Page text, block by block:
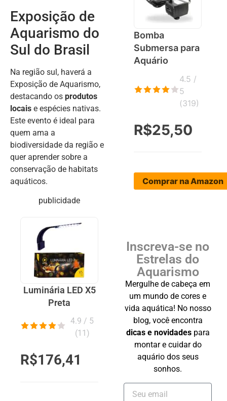
Exposição de
Aquarismo do
Sul do Brasil
Na região sul, haverá a
Exposição de Aquarismo,
destacando os produtos
locais e espécies nativas.
Este evento é ideal para
quem ama a
biodiversidade da região e
quer aprender sobre a
conservação de habitats
aquáticos.
publicidade
Luminária LED X5
Preta
4.9 / 5
(11 )
R$176,41
Bomba
Submersa para
Aquário
4.5 /
5
(319)
R$25,50
Comprar na Amazon
Inscreva-se no
Estrelas do
Aquarismo
Mergulhe de cabeça em
um mundo de cores e
vida aquática! No nosso
blog, você encontra
dicas e novidadespara
montar e cuidar do
aquário dos seus
sonhos.